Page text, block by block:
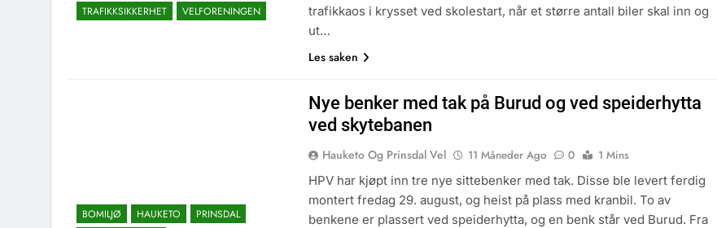
TRAFIKKSIKKERHET
VELFORENINGEN
trafikkaos i krysset ved skolestart, når et større antall biler skal inn og
ut…
Les saken
BOMILJØ HAUKETO
PRINSDAL
Nye benker med tak på Burud og ved speiderhytta
ved skytebanen
Hauketo Og Prinsdal Vel 11 Måneder Ago 0
1 Mins
HPV har kjøpt inn tre nye sittebenker med tak. Disse ble levert ferdig
montert fredag 29. august, og heist på plass med kranbil. To av
benkene er plassert ved speiderhytta, og en benk står ved Burud. Fra